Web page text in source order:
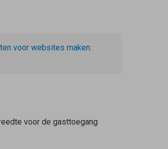
voor websites maken
voor de gasttoegang